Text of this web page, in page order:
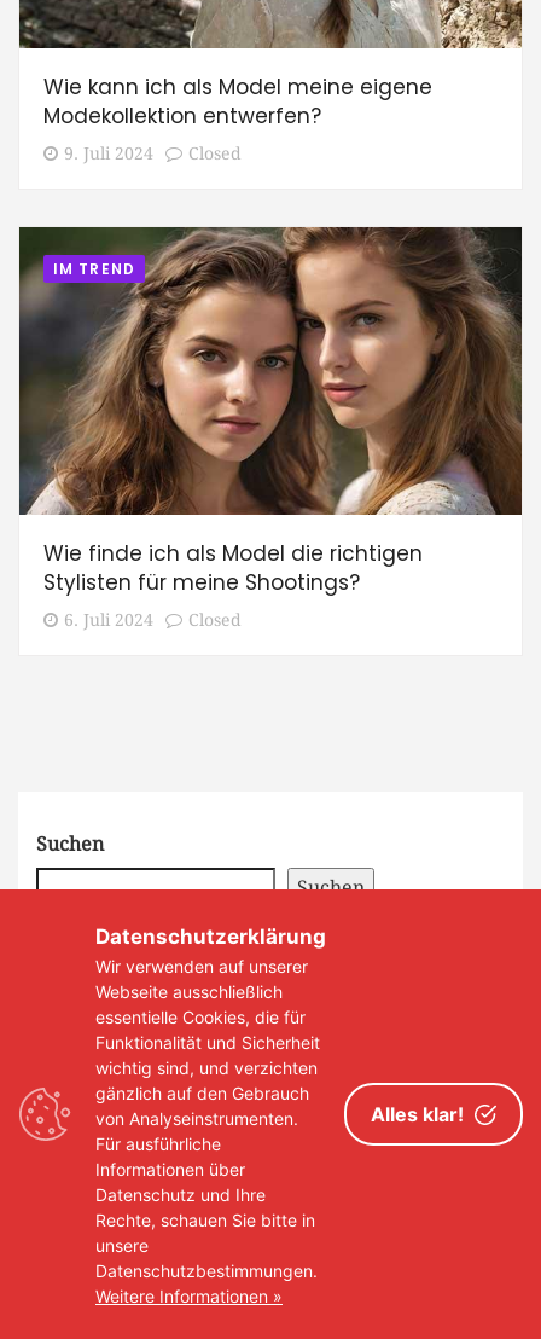
Wie kann ich als Model meine eigene
Modekollektion entwerfen?
9. Juli 2024 Closed
IM TREND
Wie finde ich als Model die richtigen
Stylisten für meine Shootings?
6. Juli 2024 Closed
Suchen
Suchen
Neue Beiträge
Datenschutzerklärung
Wir verwenden auf unserer
Webseite ausschließlich
essentielle Cookies, die für
Funktionalität und Sicherheit
wichtig sind, und verzichten
gänzlich auf den Gebrauch
von Analyseinstrumenten.
Für ausführliche
Informationen über
Datenschutz und Ihre
Rechte, schauen Sie bitte in
unsere
Datenschutzbestimmungen.
Weitere Informationen »
Alles klar!